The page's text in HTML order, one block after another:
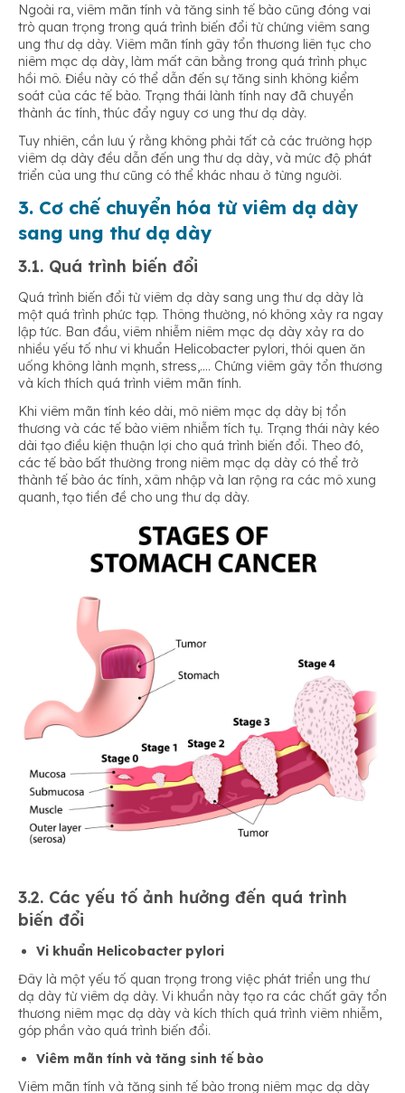
Ngoài ra, viêm mãn tính và tăng sinh tế bào cũng đóng vai
trò quan trọng trong quá trình biến đổi từ chứng viêm sang
ung thư dạ dày. Viêm mãn tính gây tổn thương liên tục cho
niêm mạc dạ dày, làm mất cân bằng trong quá trình phục
hồi mô. Điều này có thể dẫn đến sự tăng sinh không kiểm
soát của các tế bào. Trạng thái lành tính nay đã chuyển
thành ác tính, thúc đẩy nguy cơ ung thư dạ dày.
Tuy nhiên, cần lưu ý rằng không phải tất cả các trường hợp
viêm dạ dày đều dẫn đến ung thư dạ dày, và mức độ phát
triển của ung thư cũng có thể khác nhau ở từng người.
3. Cơ chế chuyển hóa từ viêm dạ dày
sang ung thư dạ dày
3.1. Quá trình biến đổi
Quá trình biến đổi từ viêm dạ dày sang ung thư dạ dày là
một quá trình phức tạp. Thông thường, nó không xảy ra ngay
lập tức. Ban đầu, viêm nhiễm niêm mạc dạ dày xảy ra do
nhiều yếu tố như vi khuẩn Helicobacter pylori, thói quen ăn
uống không lành mạnh, stress,…. Chứng viêm gây tổn thương
và kích thích quá trình viêm mãn tính.
Khi viêm mãn tính kéo dài, mô niêm mạc dạ dày bị tổn
thương và các tế bào viêm nhiễm tích tụ. Trạng thái này kéo
dài tạo điều kiện thuận lợi cho quá trình biến đổi. Theo đó,
các tế bào bất thường trong niêm mạc dạ dày có thể trở
thành tế bào ác tính, xâm nhập và lan rộng ra các mô xung
quanh, tạo tiền đề cho ung thư dạ dày.
3.2. Các yếu tố ảnh hưởng đến quá trình
biến đổi
Vi khuẩn Helicobacter pylori
Đây là một yếu tố quan trọng trong việc phát triển ung thư
dạ dày từ viêm dạ dày. Vi khuẩn này tạo ra các chất gây tổn
thương niêm mạc dạ dày và kích thích quá trình viêm nhiễm,
góp phần vào quá trình biến đổi.
Viêm mãn tính và tăng sinh tế bào
Viêm mãn tính và tăng sinh tế bào trong niêm mạc dạ dày